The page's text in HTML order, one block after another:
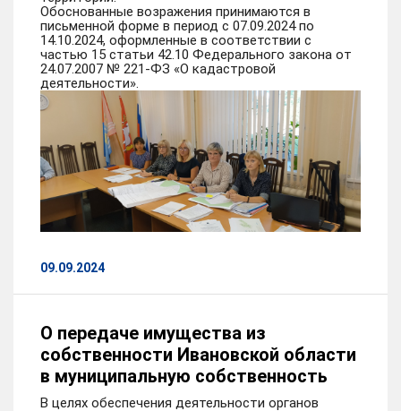
Обоснованные возражения принимаются в
письменной форме в период с 07.09.2024 по
14.10.2024, оформленные в соответствии с
частью 15 статьи 42.10 Федерального закона от
24.07.2007 № 221-ФЗ «О кадастровой
деятельности».
09.09.2024
О передаче имущества из
собственности Ивановской области
в муниципальную собственность
В целях обеспечения деятельности органов